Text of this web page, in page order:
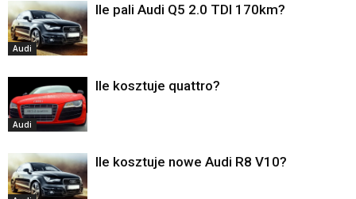
Audi
Ile pali Audi Q5 2.0 TDI 170km?
Audi
Ile kosztuje quattro?
Ile kosztuje nowe Audi R8 V10?